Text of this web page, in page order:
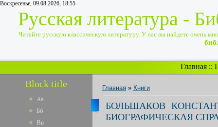
Воскресенье, 09.08.2026, 18:55
Русская литература -
Читайте русскую классическую литературу. У нас вы найдете очень
Главная ::
Block title
Аа
Бб
Вв
Главная » Книги
БОЛЬШАКОВ
БИОГРАФИЧЕСКАЯ